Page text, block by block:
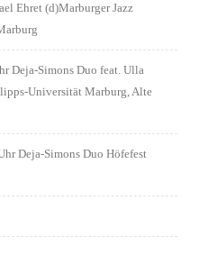
Ehret (d)Marburger Jazz
Deja-Simons Duo feat. Ulla
Universität Marburg, Alte
Deja-Simons Duo Höfefest